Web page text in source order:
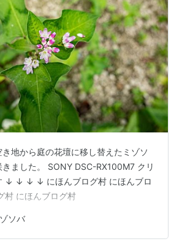
地から庭の花壇に移し替えたミゾソ
ました。 SONY DSC-RX100M7 クリ
↓ ↓ ↓ ↓ にほんブログ村 にほんブロ
村 にほんブログ村
ソバ